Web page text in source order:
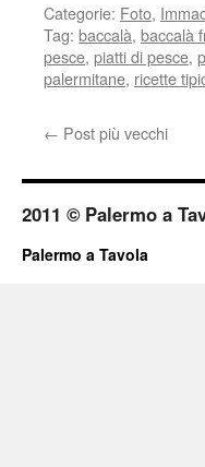
Categorie: Foto,
Tag: baccalà, baccalà
pesce, piatti di pesce,
palermitane, ricette
← Post più vecchi
2011 © Palermo a
Palermo a Tavola